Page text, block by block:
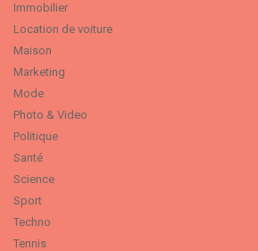
Immobilier
Location de voiture
Maison
Marketing
Mode
Photo & Video
Politique
Santé
Science
Sport
Techno
Tennis